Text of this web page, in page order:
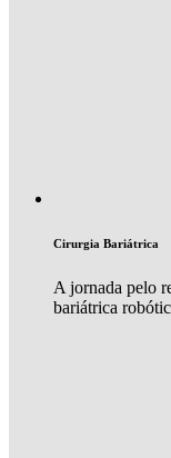
Cirurgia Bariátrica
A jornada pelo
bariátrica